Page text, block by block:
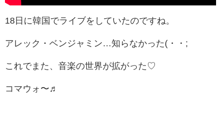
18日に韓国でライブをしていたのですね。
アレック・ベンジャミン…知らなかった(・・;
これでまた、音楽の世界が拡がった♡
コマウォ〜♬